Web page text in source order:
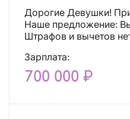
Дорогие Девушки! Приглашаем Вас на работу.
Наше предложение: Высокий заработок.
Штрафов и вычетов
Зарплата:
700 000 ₽